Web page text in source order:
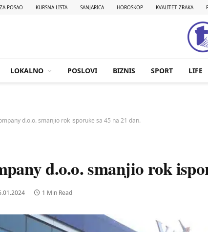
POSAO KURSNA LISTA SANJARICA HOROSKOP KVALITET ZRAKA
LOKALNO POSLOVI BIZNIS SPORT LIFE
d.o.o. smanjio rok isporuke sa 45 na 21 dan.
d.o.o. smanjio rok
1 Min Read